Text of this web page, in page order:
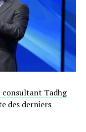
Tadhg
des derniers